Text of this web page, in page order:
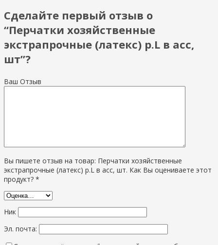
Сделайте первый отзыв о
“Перчатки хозяйственные
экстрапрочные (латекс) р.L в асс,
шт”?
Ваш Отзыв
Вы пишете отзыв на товар: Перчатки хозяйственные
экстрапрочные (латекс) р.L в асс, шт. Как Вы оцениваете этот
продукт? *
Ник
Эл. почта: